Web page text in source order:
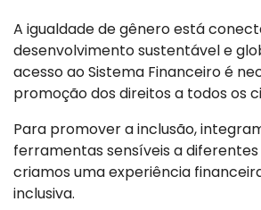
A igualdade de gênero está
desenvolvimento sustentável e
acesso ao Sistema Financeiro é
promoção dos direitos a todos os
Para promover a inclusão,
ferramentas sensíveis a
criamos uma experiência
inclusiva.